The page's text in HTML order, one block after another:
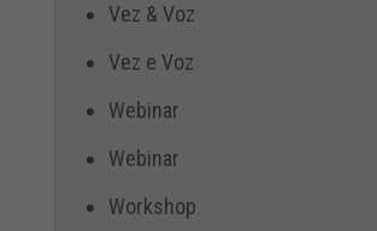
Vez & Voz
Vez e Voz
Webinar
Webinar
Workshop